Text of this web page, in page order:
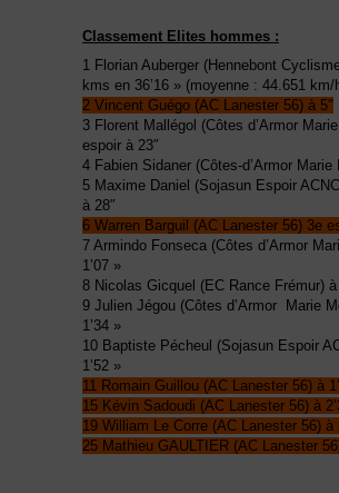
Classement Elites hommes :
1 Florian Auberger (Hennebont
kms en 36’16 » (moyenne : 44.651 km/
2 Vincent Guégo (AC Lanester 56) à 5″
3 Florent Mallégol (Côtes d’Armor
espoir à 23″
4 Fabien Sidaner (Côtes-d’Armor Marie
5 Maxime Daniel (Sojasun Espoir
à 28″
6 Warren Barguil (AC Lanester 56) 3e
7 Armindo Fonseca (Côtes d’Armor
1’07 »
8 Nicolas Gicquel (EC Rance Frémur) à
9 Julien Jégou (Côtes d’Armor Marie
1’34 »
10 Baptiste Pécheul (Sojasun Espoir
1’52 »
11 Romain Guillou (AC Lanester 56) à
15 Kévin Sadoudi (AC Lanester 56) à
19 William Le Corre (AC Lanester 56) à
25 Mathieu GAULTIER (AC Lanester